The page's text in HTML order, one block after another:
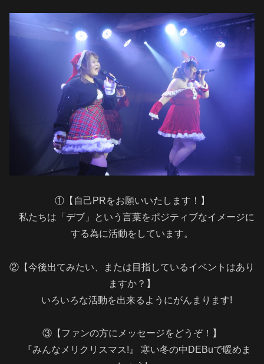
①【自己PRをお願いいたします！】
私たちは「デブ」という言葉をポジティブなイメージに
する為に活動をしています。
②【今後出てみたい、または目指しているイベントはあり
ますか？】
いろいろな活動を出来るようにがんまります!
③【ファンの方にメッセージをどうぞ！】
『みんなメリクリスマス!』 寒い冬の中DEBuで暖めま